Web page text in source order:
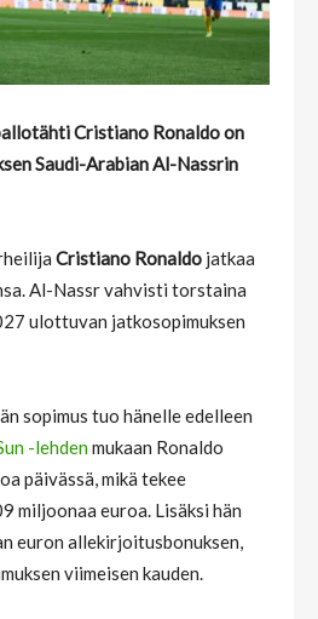
Cristiano Ronaldo on
Saudi-Arabian Al-Nassrin
Cristiano Ronaldo jatkaa
Al-Nassr vahvisti torstaina
ulottuvan jatkosopimuksen
sopimus tuo hänelle edelleen
-lehdenmukaan Ronaldo
päivässä, mikä tekee
miljoonaa euroa. Lisäksi hän
euron allekirjoitusbonuksen,
viimeisen kauden.